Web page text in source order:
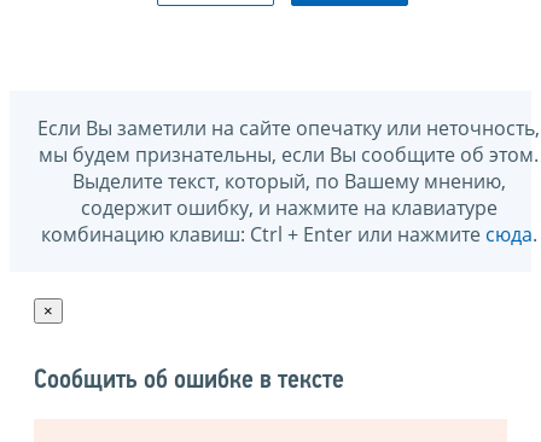
Если Вы заметили на сайте опечатку или неточность,
мы будем признательны, если Вы сообщите об этом.
Выделите текст, который, по Вашему мнению,
содержит ошибку, и нажмите на клавиатуре
комбинацию клавиш: Ctrl + Enter или нажмите сюда.
×
Сообщить об ошибке в тексте